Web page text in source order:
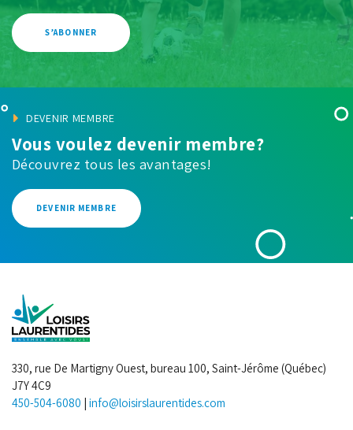
S’ABONNER
DEVENIR MEMBRE
Vous voulez devenir membre?
Découvrez tous les avantages!
DEVENIR MEMBRE
330, rue De Martigny Ouest, bureau 100, Saint-Jérôme (Québec)
J7Y 4C9
450-504-6080 info@loisirslaurentides.com